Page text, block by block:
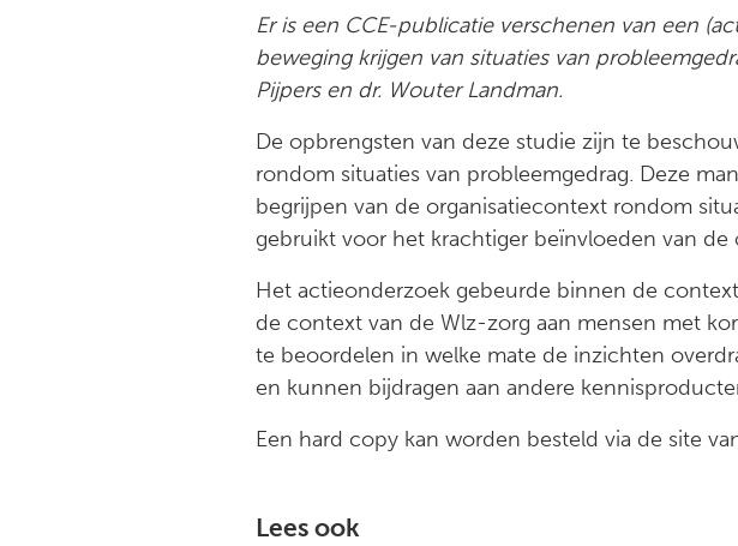
Er is een CCE-publicatie verschenen van een
beweging krijgen van situaties van
Pijpers en dr. Wouter Landman.
De opbrengsten van deze studie zijn te
rondom situaties van probleemgedrag. Deze
begrijpen van de organisatiecontext rondom
gebruikt voor het krachtiger beïnvloeden van
Het actieonderzoek gebeurde binnen de
de context van de Wlz-zorg aan mensen met
te beoordelen in welke mate de inzichten
en kunnen bijdragen aan andere
Een hard copy kan worden besteld via de site
Lees ook